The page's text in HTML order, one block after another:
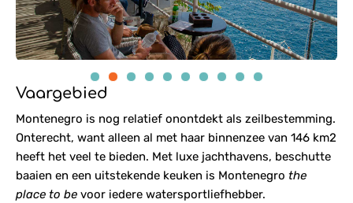
1 2 3 4 5 6 7 8 9 10
Vaargebied
Montenegro is nog relatief onontdekt als zeilbestemming.
Onterecht, want alleen al met haar binnenzee van 146 km2
heeft het veel te bieden. Met luxe jachthavens, beschutte
baaien en een uitstekende keuken is Montenegro the
place to be voor iedere watersportliefhebber.